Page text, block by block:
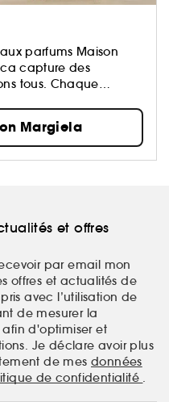
parfums Maison
capture des
tous. Chaque
des images et des
l’inconscient
personnelle.
Margiela
et offres
par email mon
offres et actualités de
avec l’utilisation de
de mesurer la
d'optimiser et
Je déclare avoir plus
de mes données
de confidentialité .